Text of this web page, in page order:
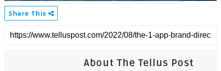
Share This
About The Tellus Post